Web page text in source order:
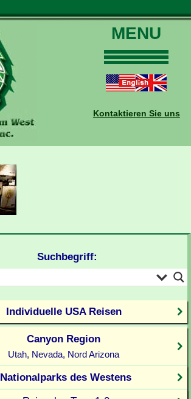
MENU
Touren
Daten und Preise
Buchungen
Kontaktieren Sie uns
Suchbegriff:
Individuelle USA Reisen
Canyon Region
Utah, Nevada, Nord Arizona
Nationalparks des Westens